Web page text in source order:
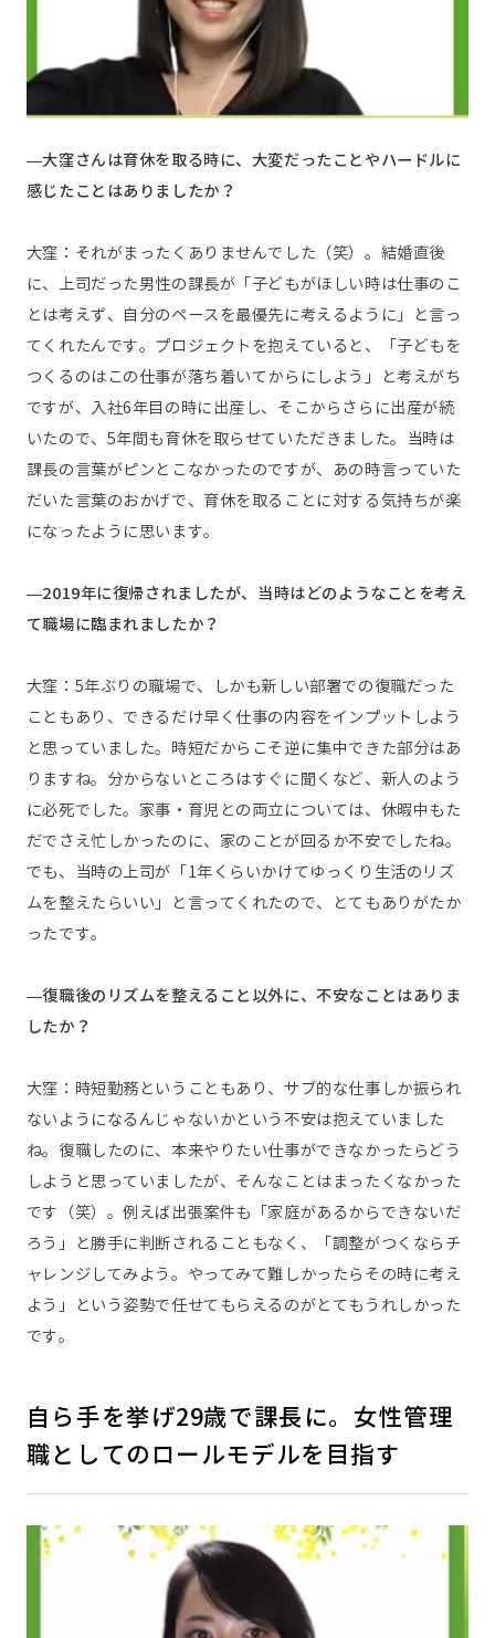
—大窪さんは育休を取る時に、大変だったことやハードルに
感じたことはありましたか？
大窪：それがまったくありませんでした（笑）。結婚直後
に、上司だった男性の課長が「子どもがほしい時は仕事のこ
とは考えず、自分のペースを最優先に考えるように」と言っ
てくれたんです。プロジェクトを抱えていると、「子どもを
つくるのはこの仕事が落ち着いてからにしよう」と考えがち
ですが、入社6年目の時に出産し、そこからさらに出産が続
いたので、5年間も育休を取らせていただきました。当時は
課長の言葉がピンとこなかったのですが、あの時言っていた
だいた言葉のおかげで、育休を取ることに対する気持ちが楽
になったように思います。
—2019年に復帰されましたが、当時はどのようなことを考え
て職場に臨まれましたか？
大窪：5年ぶりの職場で、しかも新しい部署での復職だった
こともあり、できるだけ早く仕事の内容をインプットしよう
と思っていました。時短だからこそ逆に集中できた部分はあ
りますね。分からないところはすぐに聞くなど、新人のよう
に必死でした。家事・育児との両立については、休暇中もた
だでさえ忙しかったのに、家のことが回るか不安でしたね。
でも、当時の上司が「1年くらいかけてゆっくり生活のリズ
ムを整えたらいい」と言ってくれたので、とてもありがたか
ったです。
—復職後のリズムを整えること以外に、不安なことはありま
したか？
大窪：時短勤務ということもあり、サブ的な仕事しか振られ
ないようになるんじゃないかという不安は抱えていました
ね。復職したのに、本来やりたい仕事ができなかったらどう
しようと思っていましたが、そんなことはまったくなかった
です（笑）。例えば出張案件も「家庭があるからできないだ
ろう」と勝手に判断されることもなく、「調整がつくならチ
ャレンジしてみよう。やってみて難しかったらその時に考え
よう」という姿勢で任せてもらえるのがとてもうれしかった
です。
自ら手を挙げ29歳で課長に。女性管理
職としてのロールモデルを目指す